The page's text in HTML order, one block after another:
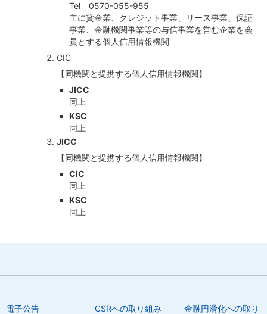
Tel 0570-055-955
主に貸金業、クレジット事業、リース事業、保証
事業、金融機関事業等の与信事業を営む企業を会
員とする個人信用情報機関
CIC
【同機関と提携する個人信用情報機関】
JICC
同上
KSC
同上
JICC
【同機関と提携する個人信用情報機関】
CIC
同上
KSC
同上
電子公告
CSRへの取り組み
金融円滑化への取り